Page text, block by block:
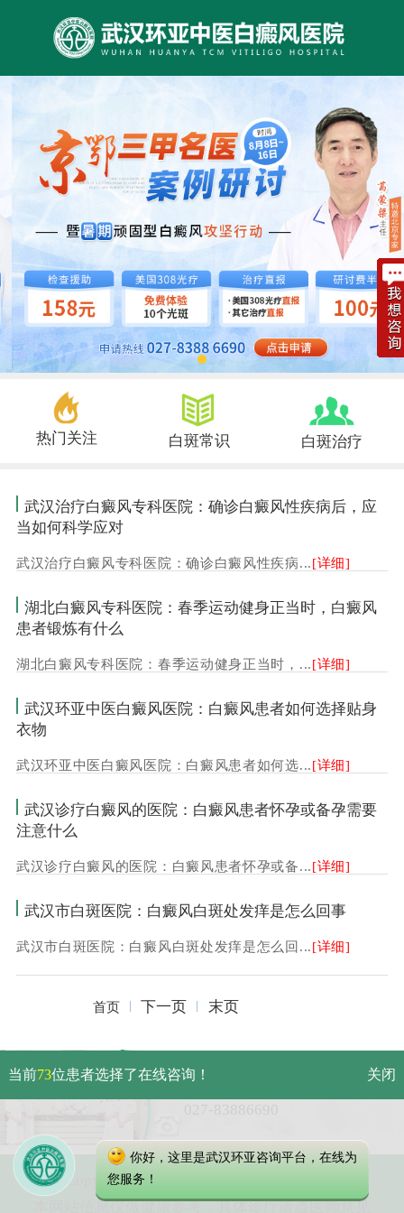
热门关注 白斑常识 白斑治疗
武汉治疗白癜风专科医院：确诊白癜风性疾病后，应
当如何科学应对
武汉治疗白癜风专科医院：确诊白癜风性疾病...[详细]
湖北白癜风专科医院：春季运动健身正当时，白癜风
患者锻炼有什么
湖北白癜风专科医院：春季运动健身正当时，...[详细]
武汉环亚中医白癜风医院：白癜风患者如何选择贴身
衣物
武汉环亚中医白癜风医院：白癜风患者如何选...[详细]
武汉诊疗白癜风的医院：白癜风患者怀孕或备孕需要
注意什么
武汉诊疗白癜风的医院：白癜风患者怀孕或备...[详细]
武汉市白斑医院：白癜风白斑处发痒是怎么回事
武汉市白斑医院：白癜风白斑处发痒是怎么回...[详细]
首页 下一页 末页
武汉市硚口区解放大道479号
Copyright 2025 武汉环亚中医白癜风医院
本网站信息仅做健康参考，具体诊疗请遵医师意见
当前73位患者选择了在线咨询！ 关闭
你好，这里是武汉环亚咨询平台，在线为
您服务！